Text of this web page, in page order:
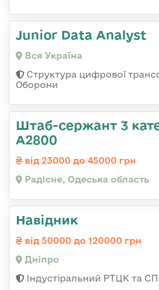
Junior Data Analyst
Вся Україна
Структура цифрової
Оборони
Штаб-сержант 3
А2800
від 23000 до 45000 грн
Радісне, Одеська область
Навідник
від 50000 до 120000 грн
Дніпро
Індустіральний РТЦК та